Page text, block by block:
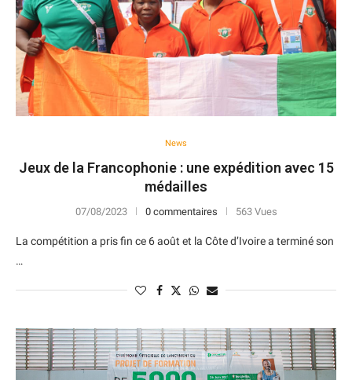
News
Jeux de la Francophonie : une expédition avec 15
médailles
07/08/2023 0 commentaires 563 Vues
La compétition a pris fin ce 6 août et la Côte d’Ivoire a terminé son
…